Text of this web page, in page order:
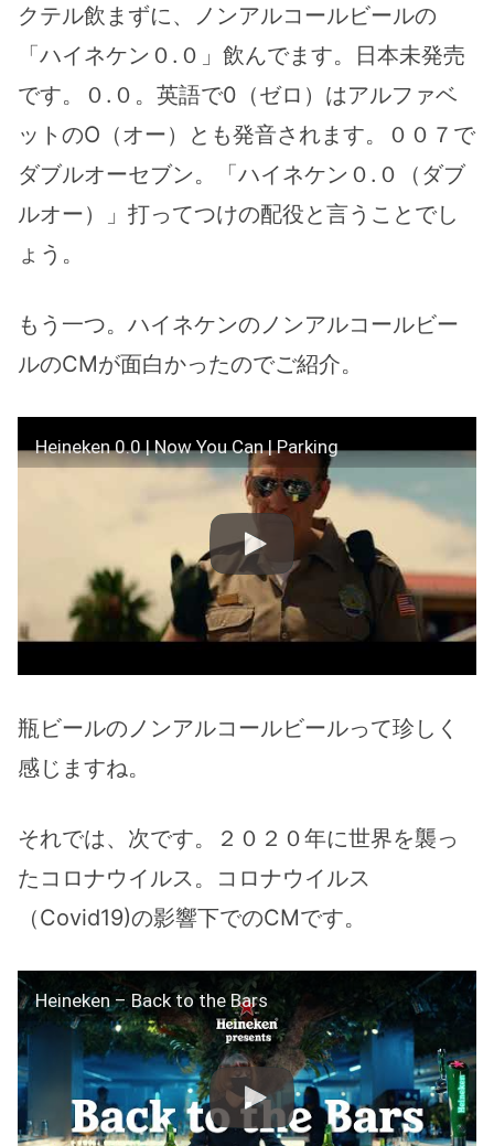
クテル飲まずに、ノンアルコールビールの
「ハイネケン０.０」飲んでます。日本未発売
です。０.０。英語で0（ゼロ）はアルファベ
ットのO（オー）とも発音されます。００７で
ダブルオーセブン。「ハイネケン０.０（ダブ
ルオー）」打ってつけの配役と言うことでし
ょう。
もう一つ。ハイネケンのノンアルコールビー
ルのCMが面白かったのでご紹介。
Heineken 0.0 | Now You Can | Parking
瓶ビールのノンアルコールビールって珍しく
感じますね。
それでは、次です。２０２０年に世界を襲っ
たコロナウイルス。コロナウイルス
（Covid19)の影響下でのCMです。
Heineken – Back to the Bars